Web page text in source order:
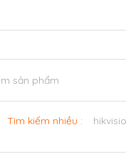
Tìm kiếm nhiều :